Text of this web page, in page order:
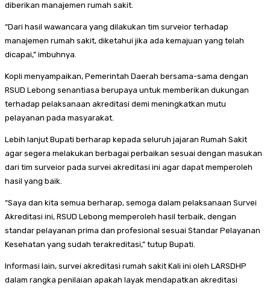
diberikan manajemen rumah sakit.
“Dari hasil wawancara yang dilakukan tim surveior terhadap
manajemen rumah sakit, diketahui jika ada kemajuan yang telah
dicapai,” imbuhnya.
Kopli menyampaikan, Pemerintah Daerah bersama-sama dengan
RSUD Lebong senantiasa berupaya untuk memberikan dukungan
terhadap pelaksanaan akreditasi demi meningkatkan mutu
pelayanan pada masyarakat.
Lebih lanjut Bupati berharap kepada seluruh jajaran Rumah Sakit
agar segera melakukan berbagai perbaikan sesuai dengan masukan
dari tim surveior pada survei akreditasi ini agar dapat memperoleh
hasil yang baik.
“Saya dan kita semua berharap, semoga dalam pelaksanaan Survei
Akreditasi ini, RSUD Lebong memperoleh hasil terbaik, dengan
standar pelayanan prima dan profesional sesuai Standar Pelayanan
Kesehatan yang sudah terakreditasi,” tutup Bupati.
Informasi lain, survei akreditasi rumah sakit Kali ini oleh LARSDHP
dalam rangka penilaian apakah layak mendapatkan akreditasi